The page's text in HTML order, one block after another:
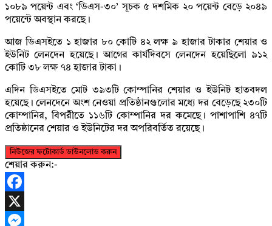
১০৮৯ পয়েন্ট এবং ‘ডিএস-৩০’ সূচক ৫ দশমিক ২০ পয়েন্ট বেড়ে ২০৪৯
পয়েন্টে অবস্থান করছে।
আজ ডিএসইতে ১ হাজার ৮০ কোটি ৪২ লক্ষ ৯ হাজার টাকার শেয়ার ও
ইউনিট লেনদেন হয়েছে। আগের কার্যদিবসে লেনদেন হয়েছিলো ৯১২
কোটি ৩৮ লক্ষ ৭৪ হাজার টাকা।
এদিন ডিএসইতে মোট ৩৯৩টি কোম্পানির শেয়ার ও ইউনিট হাতবদল
হয়েছে। লেনদেনে অংশ নেওয়া প্রতিষ্ঠানগুলোর মধ্যে দর বেড়েছে ২৩০টি
কোম্পানির, বিপরীতে ১১৬টি কোম্পানির দর কমেছে। পাশাপাশি ৪৭টি
প্রতিষ্ঠানের শেয়ার ও ইউনিটের দর অপরিবর্তিত রয়েছে।
নিউজের ফটোকার্ড ডাউনলোড করুন
শেয়ার করুন:-
Facebook
X